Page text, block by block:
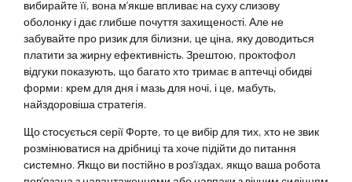
вибирайте її, вона м’якше впливає на суху слизову
оболонку і дає глибше почуття захищеності. Але не
забувайте про ризик для білизни, це ціна, яку доводиться
платити за жирну ефективність. Зрештою, проктофол
відгуки показують, що багато хто тримає в аптечці обидві
форми: крем для дня і мазь для ночі, і це, мабуть,
найздоровіша стратегія.
Що стосується серії Форте, то це вибір для тих, хто не звик
розмінюватися на дрібниці та хоче підійти до питання
системно. Якщо ви постійно в роз’їздах, якщо ваша робота